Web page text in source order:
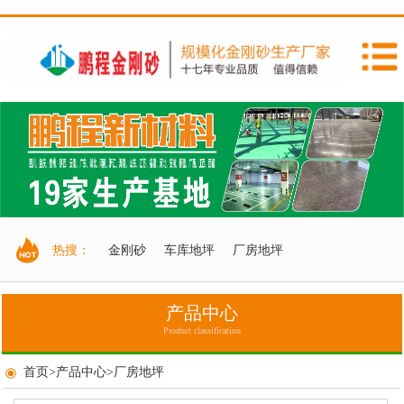
热搜： 金刚砂 车库地坪 厂房地坪
产品中心
Product classification
首页>产品中心>厂房地坪